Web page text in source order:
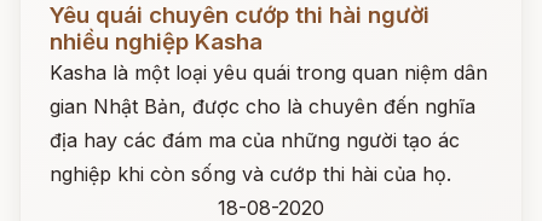
Yêu quái chuyên cướp thi hài người
nhiều nghiệp Kasha
Kasha là một loại yêu quái trong quan niệm dân
gian Nhật Bản, được cho là chuyên đến nghĩa
địa hay các đám ma của những người tạo ác
nghiệp khi còn sống và cướp thi hài của họ.
18-08-2020